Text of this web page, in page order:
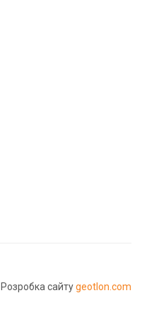
Розробка сайтуgeotlon.com